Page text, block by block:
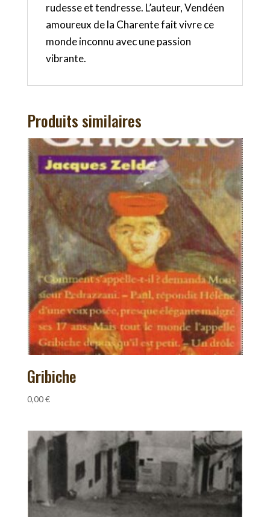
rudesse et tendresse. L’auteur, Vendéen
amoureux de la Charente fait vivre ce
monde inconnu avec une passion
vibrante.
Produits similaires
Gribiche
0,00€